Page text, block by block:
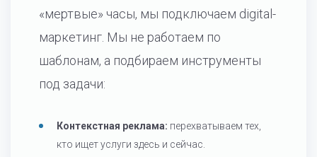
«мертвые» часы, мы подключаем digital-
маркетинг. Мы не работаем по
шаблонам, а подбираем инструменты
под задачи:
Контекстная реклама: перехватываем тех,
кто ищет услуги здесь и сейчас.